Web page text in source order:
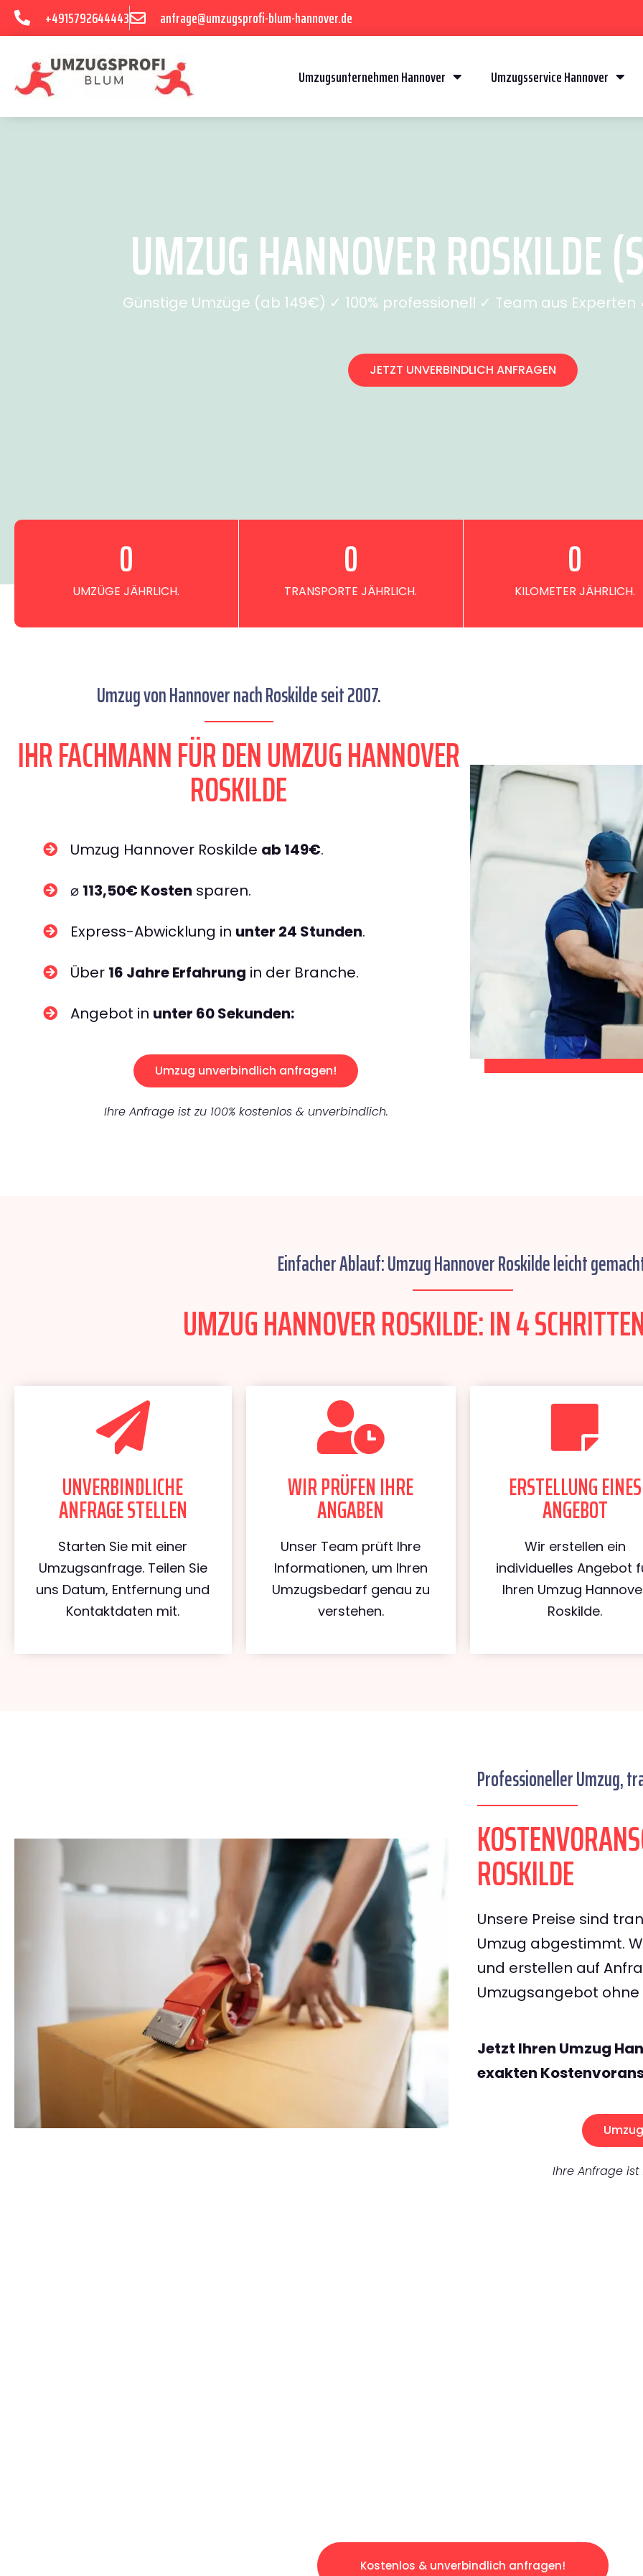
+4915792644443 anfrage@umzugsprofi-blum-hannover.de
Umzugsunternehmen Hannover Umzugsservice Hannover
UMZUG HANNOVER ROSKILDE
Günstige Umzüge (ab 149€) ✓ 100% professionell ✓ Team aus
JETZT UNVERBINDLICH ANFRAGEN
UMZÜGE JÄHRLICH.
0
TRANSPORTE JÄHRLICH.
0
KILOMETER JÄHRLICH.
0
Umzug von Hannover nach Roskilde seit 2007.
IHR FACHMANN FÜR DEN UMZUG HANNOVER
ROSKILDE
Umzug Hannover Roskilde ab 149€.
⌀ 113,50€ Kosten sparen.
Express-Abwicklung in unter 24 Stunden.
Über 16 Jahre Erfahrung in der Branche.
Angebot in unter 60 Sekunden:
Umzug unverbindlich anfragen!
Ihre Anfrage ist zu 100% kostenlos & unverbindlich.
Einfacher Ablauf: Umzug Hannover Roskilde leicht
UMZUG HANNOVER ROSKILDE: IN 4
UNVERBINDLICHE
ANFRAGE STELLEN
Starten Sie mit einer
Umzugsanfrage. Teilen Sie
uns Datum, Entfernung und
Kontaktdaten mit.
WIR PRÜFEN IHRE
ANGABEN
Unser Team prüft Ihre
Informationen, um Ihren
Umzugsbedarf genau zu
verstehen.
ERSTELLUNG EINES
ANGEBOT
Wir erstellen ein
individuelles Angebot
Ihren Umzug
Roskilde.
Professioneller Umzug,
ROSKILDE
Unsere Preise sind
Umzug abgestimmt.
und erstellen auf
Umzugsangebot
Jetzt Ihren Umzug
exakten
Ihre Anfrage ist
Kostenlos & unverbindlich anfragen!